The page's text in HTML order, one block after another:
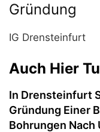
Gründung
IG Drensteinfurt
Auch Hier
In Drensteinfurt
Gründung Einer
Bohrungen Nach